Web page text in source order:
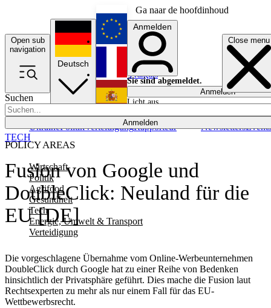
Ga naar de hoofdinhoud
Open sub
navigation
Close menu
Suchen
Anmelden
POLICY AREAS
Wirtschaft
Politik
Agrifood
Gesundheit
Tech
Energie, Umwelt & Transport
Verteidigung
UkrainePolitikVerteidigungRapporteur NewslettersEvents
Deutsch
English
Français
Anmelden
Sie sind abgemeldet.
Anmelden
Licht aus
Fusion von Google und
DoubleClick: Neuland für die
EU [DE]
Die vorgeschlagene Übernahme vom Online-Werbeunternehmen
DoubleClick durch Google hat zu einer Reihe von Bedenken
hinsichtlich der Privatsphäre geführt. Dies mache die Fusion laut
Rechtsexperten zu mehr als nur einem Fall für das EU-
Wettbewerbsrecht.
TECH